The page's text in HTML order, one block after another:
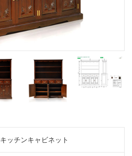
キッチンキャビネット